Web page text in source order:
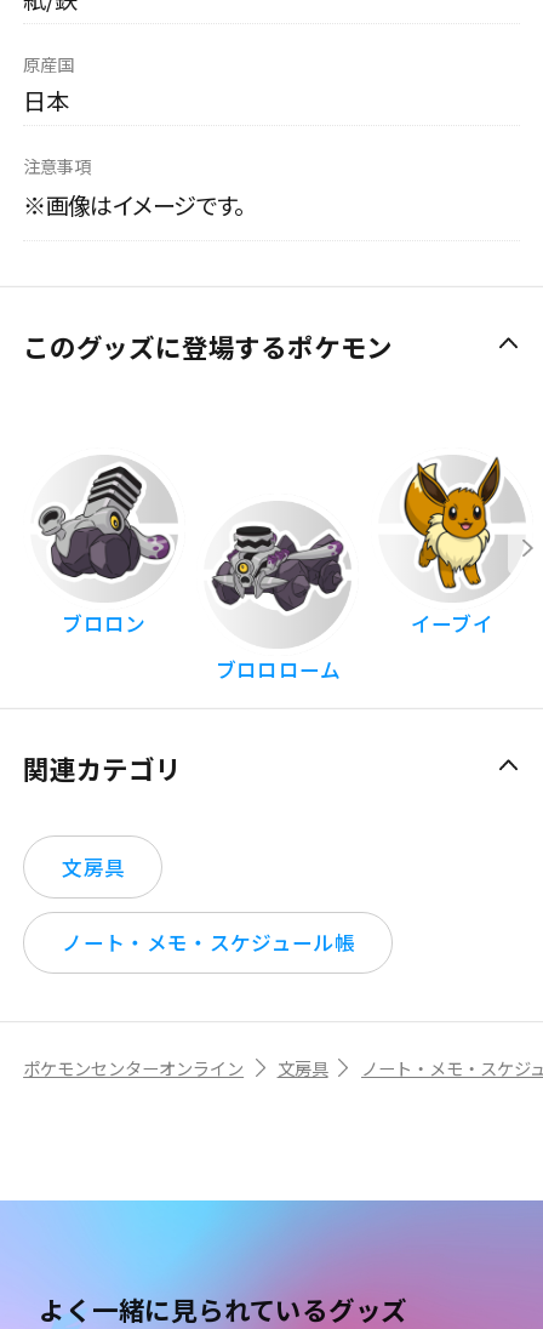
原産国
日本
注意事項
※画像はイメージです。
このグッズに登場するポケモン
ブロロン
ブロロローム
イーブイ
関連カテゴリ
文房具
ノート・メモ・スケジュール帳
ポケモンセンターオンライン 文房具 ノート・メモ・スケジ
よく一緒に見られているグッズ